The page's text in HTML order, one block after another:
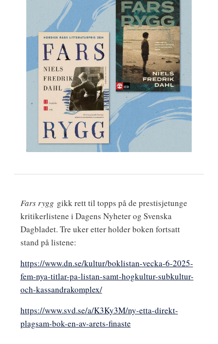
Fars rygg gikk rett til topps på de prestisjetunge
kritikerlistene i Dagens Nyheter og Svenska
Dagbladet. Tre uker etter holder boken fortsatt
stand på listene:
https://www.dn.se/kultur/boklistan-vecka-6-2025-
fem-nya-titlar-pa-listan-samt-hogkultur-subkultur-
och-kassandrakomplex/
https://www.svd.se/a/K3Ky3M/ny-etta-direkt-
plagsam-bok-en-av-arets-finaste